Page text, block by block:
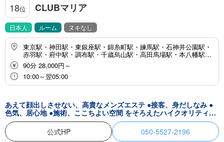
18位 CLUBマリア
日本人 ルーム ヌキなし
東京駅・神田駅・東銀座駅・錦糸町駅・練馬駅・石神井公園駅・
赤羽駅・府中駅・調布駅・千歳烏山駅・高田馬場駅・本八幡駅・
市川駅・浦安駅・行徳駅・柏駅
90分 28,000円～
10:00～翌05:00
あえて顔出しさせない、高貴なメンズエステ ●接客、身だしなみ ●
色気、居心地 ●施術、ここちよい空間 をそろえたハイクオリティー
な接客を繰り広げる セラピストを厳選したお店になります。 高級エ
リアでのビジュアルと施術がパーフェクトなセラピストによる 施術
をご堪能ください
公式HP 050-5527-2196